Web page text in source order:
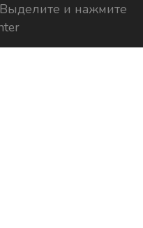
и нажмите